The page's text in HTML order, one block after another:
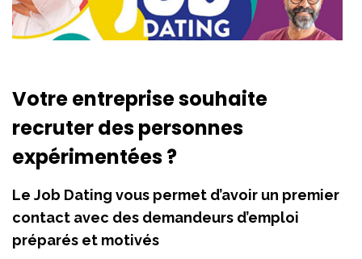
Votre entreprise souhaite
recruter des personnes
expérimentées ?
Le Job Dating vous permet d’avoir un premier
contact avec des demandeurs d’emploi
préparés et motivés